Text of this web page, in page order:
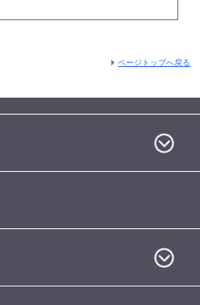
ページトップへ戻る